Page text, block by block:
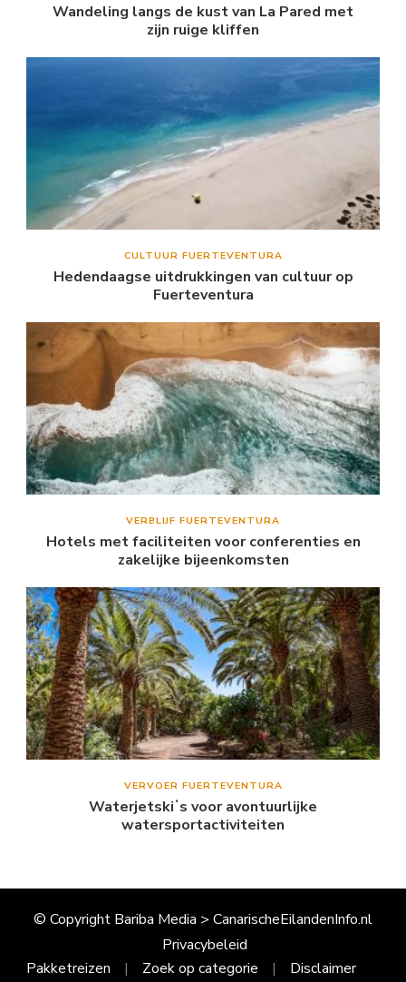
Wandeling langs de kust van La Pared met
zijn ruige kliffen
CULTUUR FUERTEVENTURA
Hedendaagse uitdrukkingen van cultuur op
Fuerteventura
VERBLIJF FUERTEVENTURA
Hotels met faciliteiten voor conferenties en
zakelijke bijeenkomsten
VERVOER FUERTEVENTURA
Waterjetskiʼs voor avontuurlijke
watersportactiviteiten
© Copyright Bariba Media > CanarischeEilandenInfo.nl
Privacybeleid
Pakketreizen
Zoek op categorie
Disclaimer